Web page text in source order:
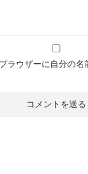
ラウザーに自分の